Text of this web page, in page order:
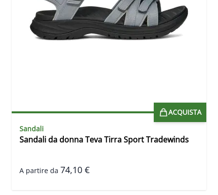
ACQUISTA
Sandali
Sandali da donna Teva Tirra Sport Tradewinds
A partire da 74,10 €